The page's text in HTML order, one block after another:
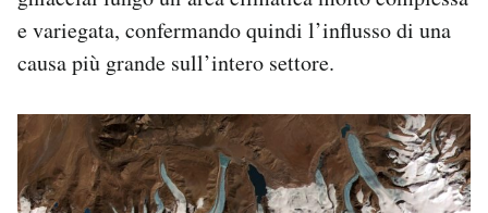
e variegata, confermando quindi l’influsso di una
causa più grande sull’intero settore.